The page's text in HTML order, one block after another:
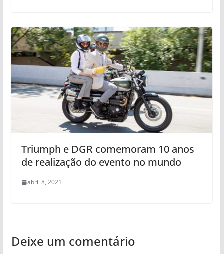
Triumph e DGR comemoram 10 anos
de realização do evento no mundo
abril 8, 2021
Deixe um comentário